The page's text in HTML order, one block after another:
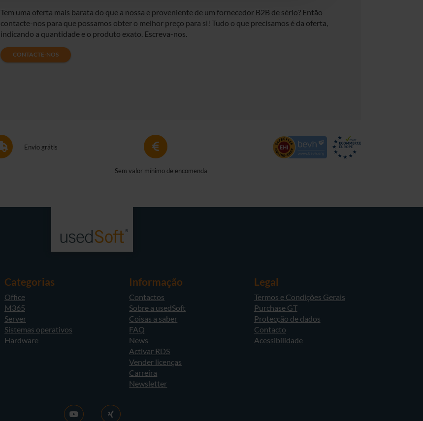
Tem uma oferta mais barata do que a nossa e proveniente de um fornecedor B2B de sério? Então
contacte-nos para que possamos obter o melhor preço para si! Tudo o que precisamos é da oferta,
indicando a quantidade e o produto exato. Escreva-nos.
CONTACTE-NOS
Envio grátis
Sem valor mínimo de encomenda
Categorias
Office
M365
Server
Sistemas operativos
Hardware
Informação
Contactos
Sobre a usedSoft
Coisas a saber
FAQ
News
Activar RDS
Vender licenças
Carreira
Newsletter
Legal
Termos e Condições Gerais
Purchase GT
Protecção de dados
Contacto
Acessibilidade